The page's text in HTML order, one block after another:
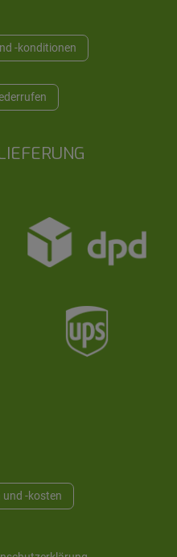
-konditionen
-kosten